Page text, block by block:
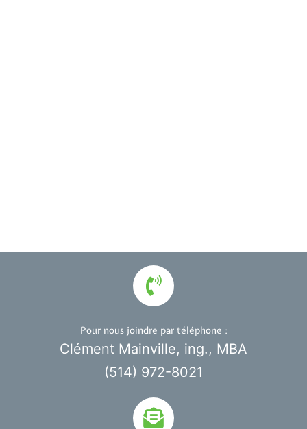
Pour nous joindre par téléphone :
Clément Mainville, ing., MBA
(514) 972-8021